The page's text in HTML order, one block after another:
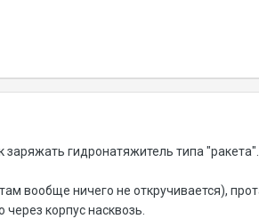
гидронатяжитель типа "ракета".
вообще ничего не откручивается),
корпус насквозь.